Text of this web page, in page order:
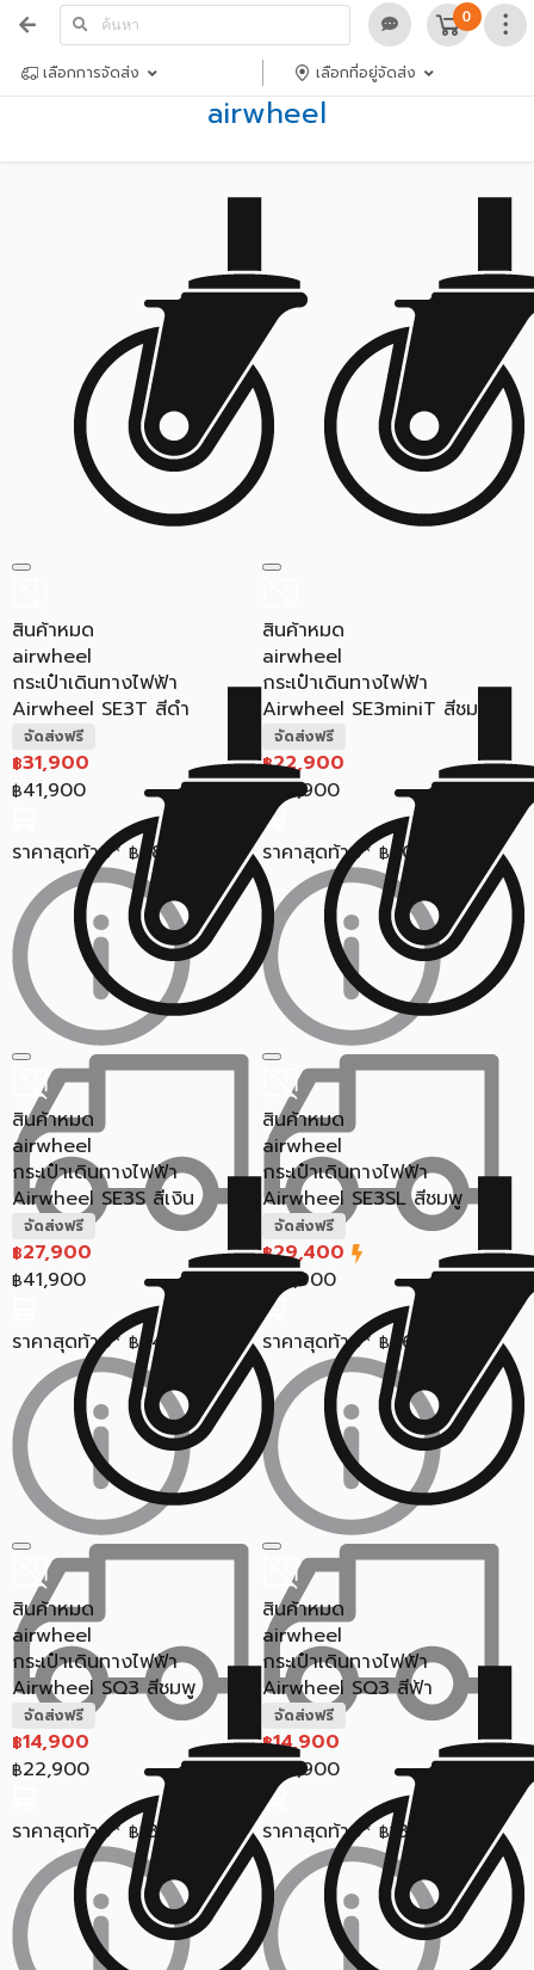
0
เลือกการจัดส่ง เลือกที่อยู่จัดส่ง
airwheel
สินค้าหมด
airwheel
กระเป๋าเดินทางไฟฟ้า
Airwheel SE3T สีดำ
จัดส่งฟรี
฿31,900
฿41,900
ราคาสุดท้าย* ฿28,518
สินค้าหมด
airwheel
กระเป๋าเดินทางไฟฟ้า
Airwheel SE3miniT สีชมพู
จัดส่งฟรี
฿22,900
38,900
ราคาสุดท้าย* ฿20,758
สินค้าหมด
airwheel
กระเป๋าเดินทางไฟฟ้า
Airwheel SE3S สีเงิน
จัดส่งฟรี
฿27,900
฿41,900
ราคาสุดท้าย* ฿24,638
สินค้าหมด
airwheel
กระเป๋าเดินทางไฟฟ้า
Airwheel SE3SL สีชมพู
จัดส่งฟรี
฿29,400
41,900
ราคาสุดท้าย* ฿26,093
สินค้าหมด
airwheel
กระเป๋าเดินทางไฟฟ้า
Airwheel SQ3 สีชมพู
จัดส่งฟรี
฿14,900
฿22,900
ราคาสุดท้าย* ฿13,677
สินค้าหมด
airwheel
กระเป๋าเดินทางไฟฟ้า
Airwheel SQ3 สีฟ้า
จัดส่งฟรี
฿14,900
22,900
ราคาสุดท้าย* ฿13,677